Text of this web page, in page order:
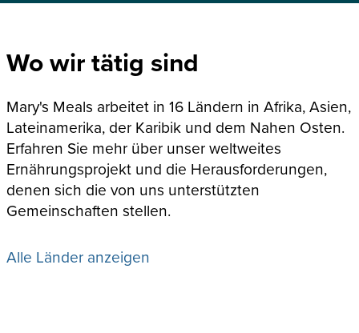
Wo wir tätig sind
Mary's Meals arbeitet in 16 Ländern in Afrika, Asien,
Lateinamerika, der Karibik und dem Nahen Osten.
Erfahren Sie mehr über unser weltweites
Ernährungsprojekt und die Herausforderungen,
denen sich die von uns unterstützten
Gemeinschaften stellen.
Alle Länder anzeigen